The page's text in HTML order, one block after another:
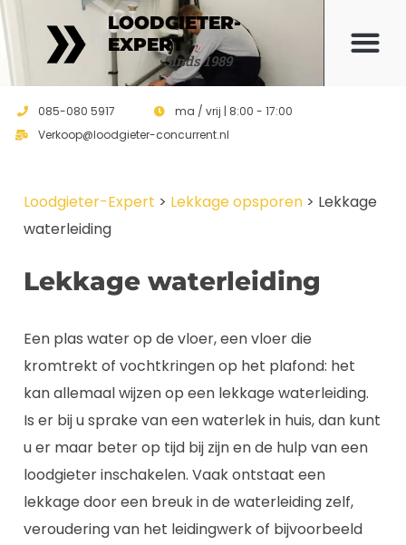
LOODGIETER-
EXPERT
Sinds 1989
085-080 5917
ma / vrij | 8:00 - 17:00
Verkoop@loodgieter-concurrent.nl
Loodgieter-Expert > Lekkage opsporen > Lekkage
waterleiding
Lekkage waterleiding
Een plas water op de vloer, een vloer die
kromtrekt of vochtkringen op het plafond: het
kan allemaal wijzen op een lekkage waterleiding.
Is er bij u sprake van een waterlek in huis, dan kunt
u er maar beter op tijd bij zijn en de hulp van een
loodgieter inschakelen. Vaak ontstaat een
lekkage door een breuk in de waterleiding zelf,
veroudering van het leidingwerk of bijvoorbeeld